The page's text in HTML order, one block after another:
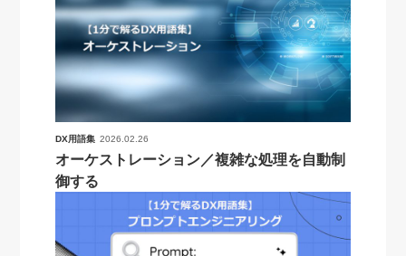
DX用語集 2026.02.26
オーケストレーション／複雑な処理を自動制
御する